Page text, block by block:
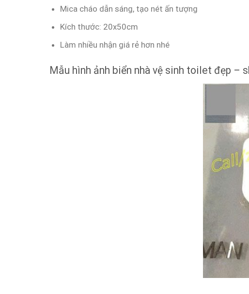
Mica cháo dẫn sáng, tạo nét ấn tượng
Kích thước: 20x50cm
Làm nhiều nhận giá rẻ hơn nhé
Mẫu hình ảnh biển nhà vệ sinh toilet đẹp –